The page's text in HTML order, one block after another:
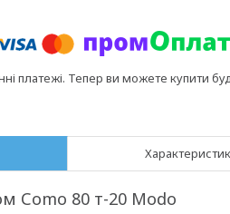
платежі. Тепер ви можете купити
Сomo 80 т-20 Modo